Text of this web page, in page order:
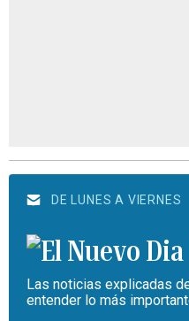
DE LUNES A VIERNES
Las noticias explicadas
entender lo más